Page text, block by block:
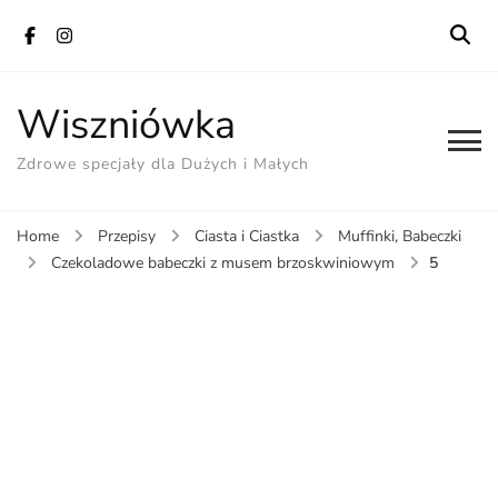
Wiszniówka
Zdrowe specjały dla Dużych i Małych
Home Przepisy Ciasta i Ciastka
Muffinki, Babeczki
Czekoladowe babeczki z musem brzoskwiniowym
5